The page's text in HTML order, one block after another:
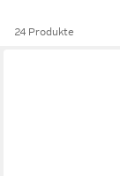
24 Produkte